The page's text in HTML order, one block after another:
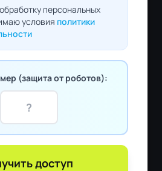
персональных
условия политики
(защита от роботов):
доступ